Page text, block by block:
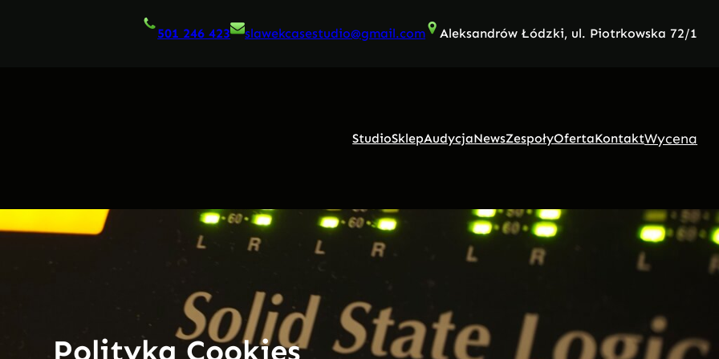
501 246 423 slawekcasestudio@gmail.com Aleksandrów Łódzki, ul. Piotrkowska 72/1
StudioSklepAudycjaNewsZespołyOfertaKontaktWycena
Polityka Cookies